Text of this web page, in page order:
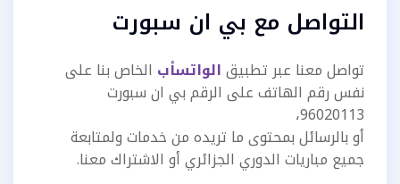
التواصل مع بي ان سبورت
تواصل معنا عبر تطبيقالواتسأب الخاص بنا على
نفس رقم الهاتف على الرقم بي ان سبورت
96020113،
أو بالرسائل بمحتوى ما تريده من خدمات ولمتابعة
جميع مباريات الدوري الجزائري أو الاشتراك معنا.